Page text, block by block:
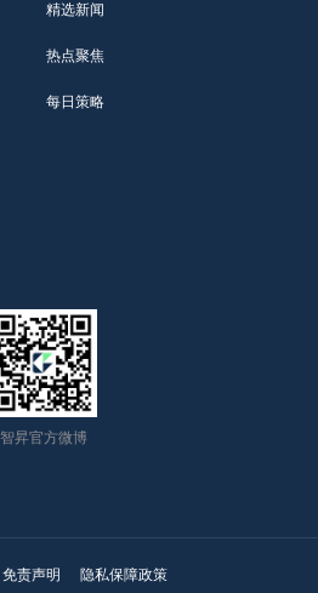
精选新闻
热点聚焦
每日策略
智昇官方微博
免责声明 隐私保障政策